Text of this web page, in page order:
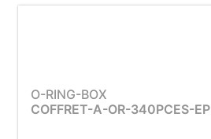
O-RING-BOX
COFFRET-A-OR-340PCES-